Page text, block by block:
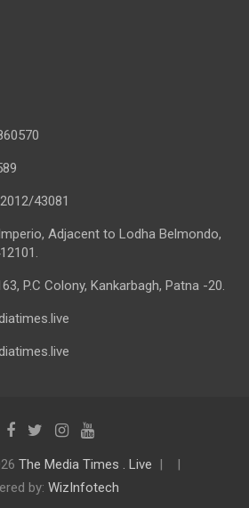
43081
Adjacent to Lodha Belmondo,
P.C Colony, Kankarbagh, Patna -20.
The Media Times . Live
by: WizInfotech